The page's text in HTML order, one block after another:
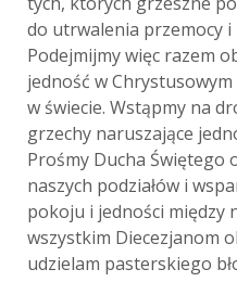
do utrwalenia przemocy i
Podejmijmy więc razem
jedność w
w świecie. Wstąpmy na
grzechy naruszające
Prośmy Ducha Świętego
naszych podziałów i
pokoju i jedności między
wszystkim Diecezjanom
udzielam pasterskiego